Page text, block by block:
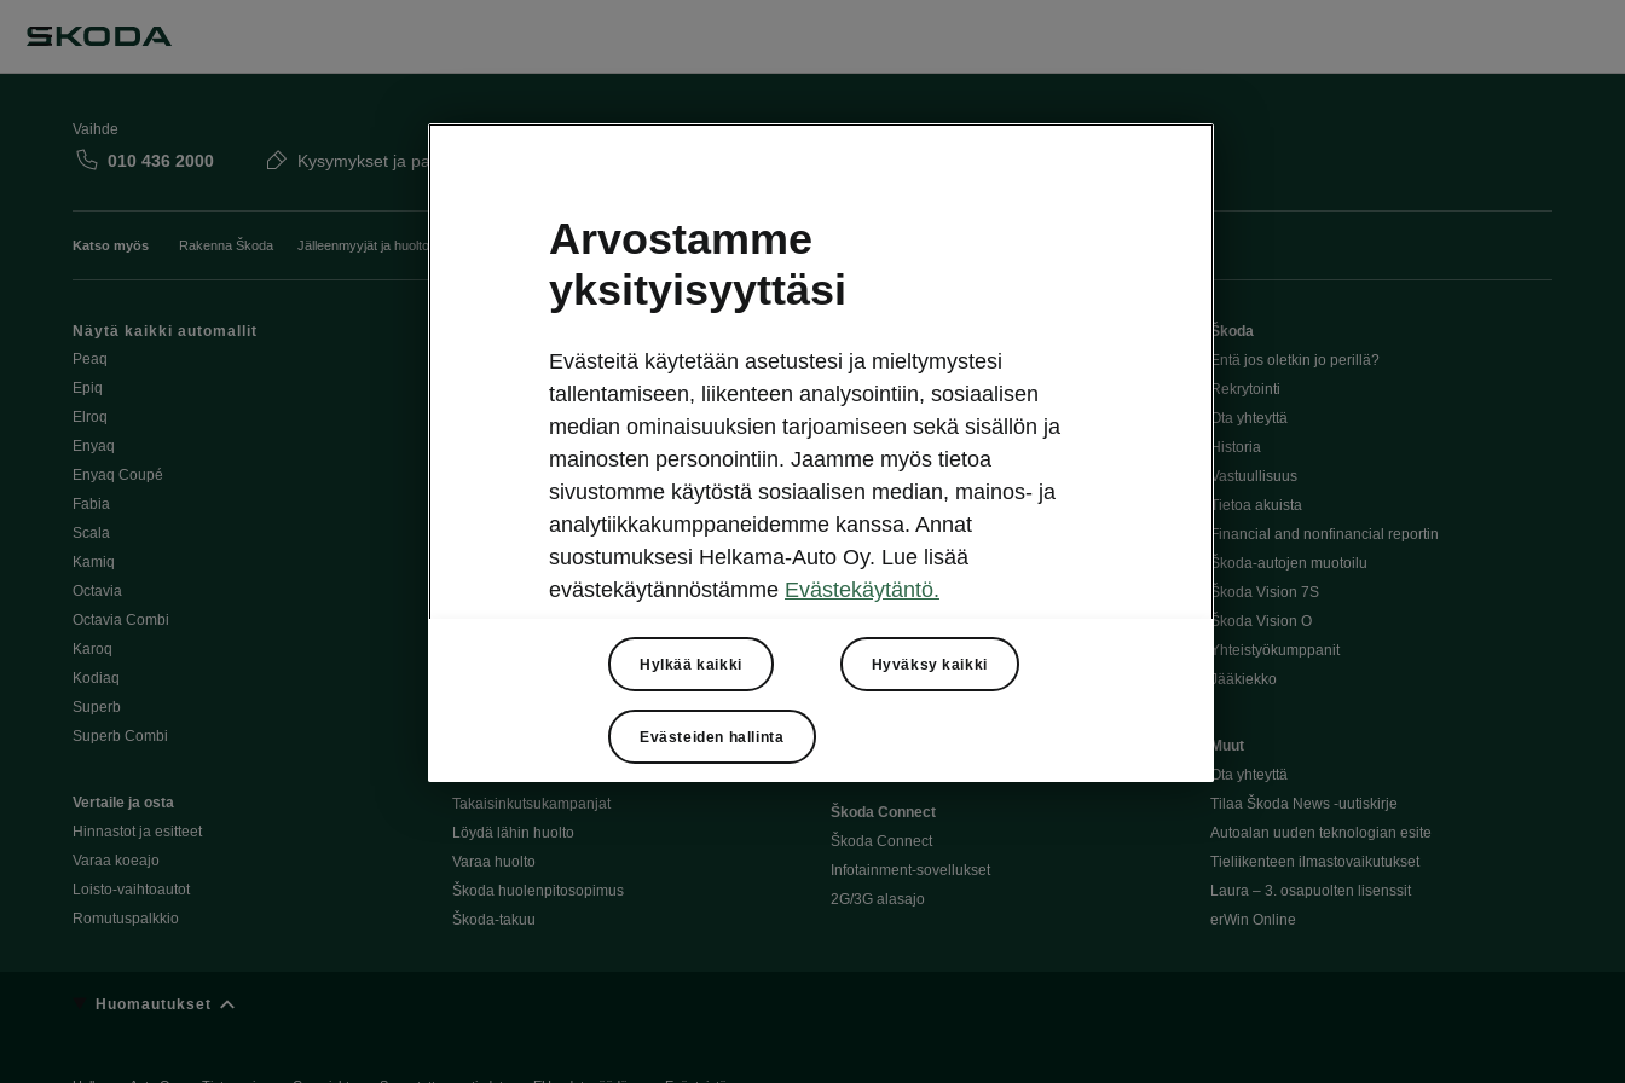
Vaihde
010 436 2000 Kysymykset ja palaute
Katso myös Rakenna Škoda Jälleenmyyjät ja huolto Heti vapaat Škoda-mallit Käyttöohjeet Škoda Shop
Näytä kaikki automallit
Peaq
Epiq
Elroq
Enyaq
Enyaq Coupé
Fabia
Scala
Kamiq
Octavia
Octavia Combi
Karoq
Kodiaq
Superb
Superb Combi
Vertaile ja osta
Hinnastot ja esitteet
Varaa koeajo
Loisto-vaihtoautot
Romutuspalkkio
Osta Škoda verkossa
Škoda Yksityisleasing
Škodan Vakuutus
Škoda 4×4 -mallit
Škoda-katumaasturimallit
Alkuperäiset Škoda-varaosat
Alkuperäiset Škoda-moottoriöljyt
Takaisinkutsukampanjat
Löydä lähin huolto
Varaa huolto
Škoda huolenpitosopimus
Škoda-takuu
Avustinjärjestelmät
Sähköautot ja hybridit
Sähköautot ja hybridit
Ladattavat hybridit
Vinkkejä sähköautoiluun
Ajoakku ja turvallisuus
Ohjelmiston päivitys
Kotilataus
Latauspisteet kartalla
Škoda Connect
Škoda Connect
Infotainment-sovellukset
2G/3G alasajo
Škoda
Entä jos oletkin jo perillä?
Rekrytointi
Ota yhteyttä
Historia
Vastuullisuus
Tietoa akuista
Financial and nonfinancial reportin
Škoda-autojen muotoilu
Škoda Vision 7S
Škoda Vision O
Yhteistyökumppanit
Jääkiekko
Muut
Ota yhteyttä
Tilaa Škoda News -uutiskirje
Autoalan uuden teknologian esite
Tieliikenteen ilmastovaikutukset
Laura – 3. osapuolten lisenssit
erWin Online
Huomautukset
Arvostamme
yksityisyyttäsi
Evästeitä käytetään asetustesi ja mieltymystesi
tallentamiseen, liikenteen analysointiin, sosiaalisen
median ominaisuuksien tarjoamiseen sekä sisällön ja
mainosten personointiin. Jaamme myös tietoa
sivustomme käytöstä sosiaalisen median, mainos- ja
analytiikkakumppaneidemme kanssa. Annat
suostumuksesi Helkama-Auto Oy. Lue lisää
evästekäytännöstämme Evästekäytäntö.
Hylkää kaikki Hyväksy kaikki
Evästeiden hallinta